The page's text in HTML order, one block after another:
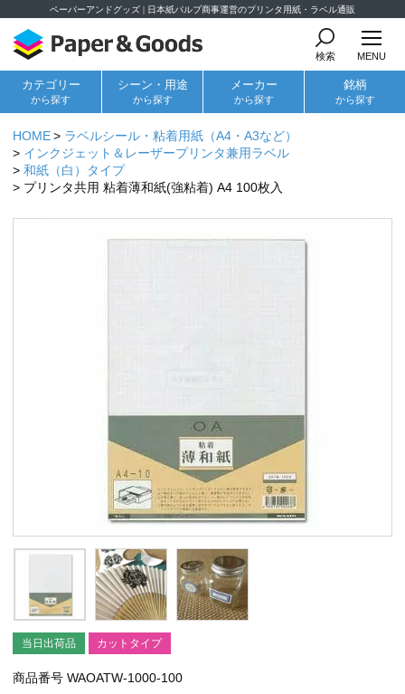
ペーパーアンドグッズ | 日本紙パルプ商事運営のプリンタ用紙・ラベル通販
検索 MENU
カテゴリー
から探す
シーン・用途
から探す
メーカー
から探す
銘柄
から探す
HOME
ラベルシール・粘着用紙（A4・A3など）
インクジェット＆レーザープリンタ兼用ラベル
和紙（白）タイプ
プリンタ共用 粘着薄和紙(強粘着) A4 100枚入
当日出荷品 カットタイプ
商品番号 WAOATW-1000-100